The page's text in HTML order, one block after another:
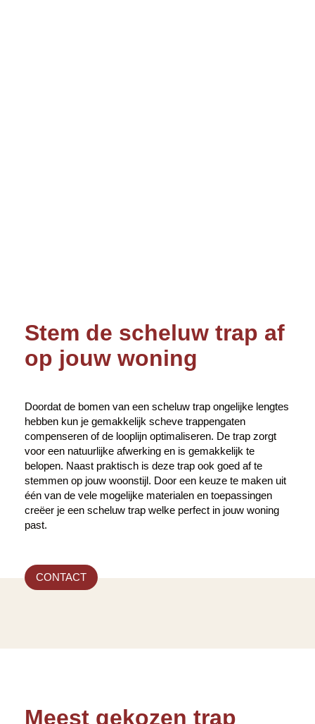
Stem de scheluw trap af
op jouw woning
Doordat de bomen van een scheluw trap ongelijke lengtes
hebben kun je gemakkelijk scheve trappengaten
compenseren of de looplijn optimaliseren. De trap zorgt
voor een natuurlijke afwerking en is gemakkelijk te
belopen. Naast praktisch is deze trap ook goed af te
stemmen op jouw woonstijl. Door een keuze te maken uit
één van de vele mogelijke materialen en toepassingen
creëer je een scheluw trap welke perfect in jouw woning
past.
CONTACT
Meest gekozen trap